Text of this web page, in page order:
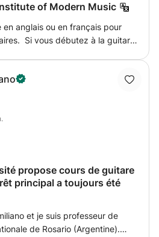
of Modern Music
anglais ou en français pour
Si vous débutez à la guitare
des chansons et en travaillant
toujours mon
de vous et des objectifs que
Mais surtout, je vous aiderai à
confortablement avec
ou académique, je suis
passionné et expérimenté qui
!
propose cours de guitare
principal a toujours été
et je suis professeur de
de Rosario (Argentine).